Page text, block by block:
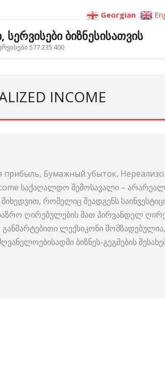
სერვისები ბიზნესისათვის
577 235 400
INCOME
Бумажный убыток,
საქაღალდო შემოსავალი –
რომელიც შეადგენს
ღირებულების მათ პირვანდელ
განმარტებითი ლექსიკონი
ბიზნეს-გეგმების
Georgian